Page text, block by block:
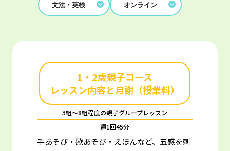
文法・英検 オンライン
1・2歳親子コース
レッスン内容と月謝（授業料）
3組～8組程度の親子グループレッスン
週1回45分
手あそび・歌あそび・えほんなど、五感を刺